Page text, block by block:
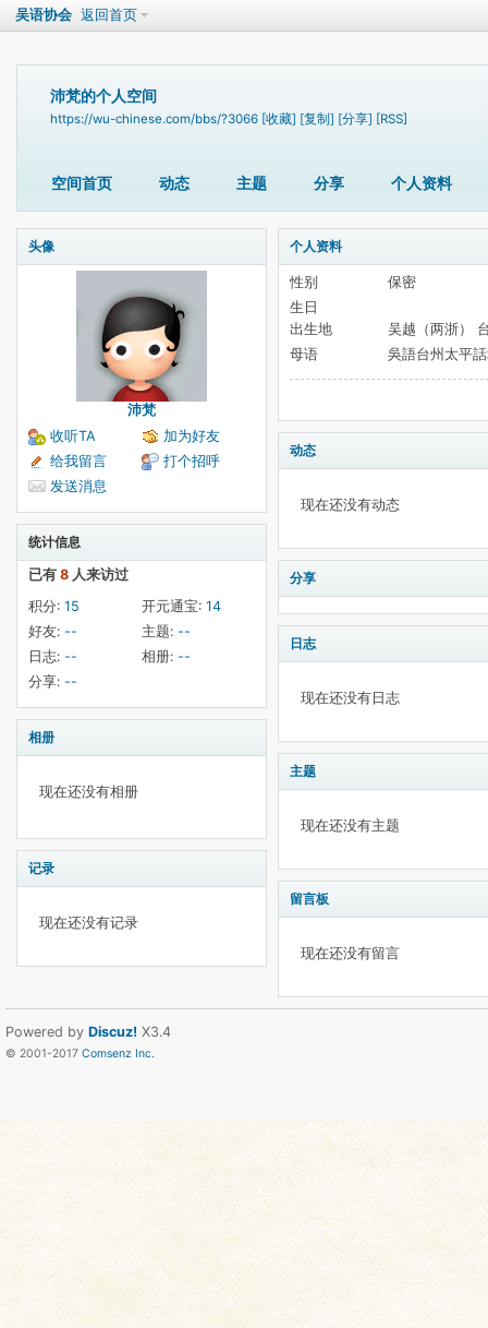
吴语协会 返回首页
沛梵的个人空间
https://wu-chinese.com/bbs/?3066 [收藏] [复制] [分享] [RSS]
空间首页 动态 主题 分享 个人资料
头像
沛梵
收听TA
加为好友
给我留言
打个招呼
发送消息
统计信息
已有 8 人来访过
积分: 15 开元通宝: 14
好友: -- 主题: --
日志: -- 相册: --
分享: --
相册
现在还没有相册
记录
现在还没有记录
个人资料
性别
保密
生日
出生地
吴越（两浙）
母语
吳語台州太平
动态
现在还没有动态
分享
日志
现在还没有日志
主题
现在还没有主题
留言板
现在还没有留言
Powered by Discuz! X3.4
© 2001-2017 Comsenz Inc.